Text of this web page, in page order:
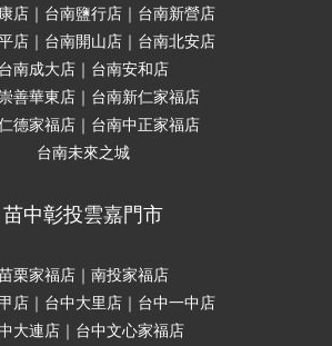
店｜台南鹽行店｜台南新營店
店｜台南開山店｜台南北安店
台南成大店｜台南安和店
善華東店｜台南新仁家福店
德家福店｜台南中正家福店
台南未來之城
苗中彰投雲嘉門市
栗家福店｜南投家福店
店｜台中大里店｜台中一中店
大連店｜台中文心家福店